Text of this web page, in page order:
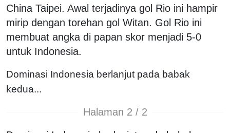
China Taipei. Awal terjadinya gol Rio ini hampir
mirip dengan torehan gol Witan. Gol Rio ini
membuat angka di papan skor menjadi 5-0
untuk Indonesia.
Dominasi Indonesia berlanjut pada babak
kedua...
Halaman 2 / 2